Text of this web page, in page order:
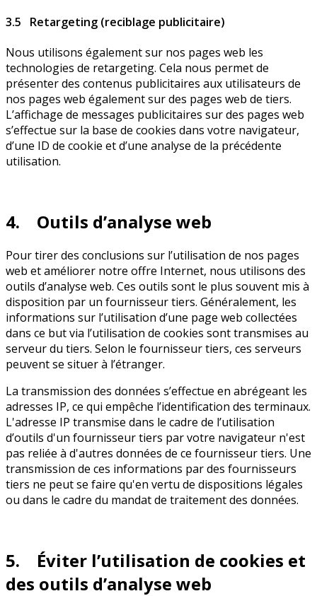
3.5 Retargeting (reciblage publicitaire)
Nous utilisons également sur nos pages web les
technologies de retargeting. Cela nous permet de
présenter des contenus publicitaires aux utilisateurs de
nos pages web également sur des pages web de tiers.
L’affichage de messages publicitaires sur des pages web
s’effectue sur la base de cookies dans votre navigateur,
d’une ID de cookie et d’une analyse de la précédente
utilisation.
4. Outils d’analyse web
Pour tirer des conclusions sur l’utilisation de nos pages
web et améliorer notre offre Internet, nous utilisons des
outils d’analyse web. Ces outils sont le plus souvent mis à
disposition par un fournisseur tiers. Généralement, les
informations sur l’utilisation d’une page web collectées
dans ce but via l’utilisation de cookies sont transmises au
serveur du tiers. Selon le fournisseur tiers, ces serveurs
peuvent se situer à l’étranger.
La transmission des données s’effectue en abrégeant les
adresses IP, ce qui empêche l’identification des terminaux.
L'adresse IP transmise dans le cadre de l’utilisation
d’outils d'un fournisseur tiers par votre navigateur n'est
pas reliée à d'autres données de ce fournisseur tiers. Une
transmission de ces informations par des fournisseurs
tiers ne peut se faire qu'en vertu de dispositions légales
ou dans le cadre du mandat de traitement des données.
5. Éviter l’utilisation de cookies et
des outils d’analyse web